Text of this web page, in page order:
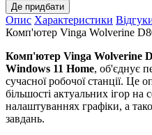
Де придбати
Опис Характеристики
Комп'ютер Vinga Wolverine
Комп'ютер Vinga Wolverine
Windows 11 Home, об'єднує
сучасної робочої станції. Це
більшості актуальних ігор на
налаштуваннях графіки, а
завдань.